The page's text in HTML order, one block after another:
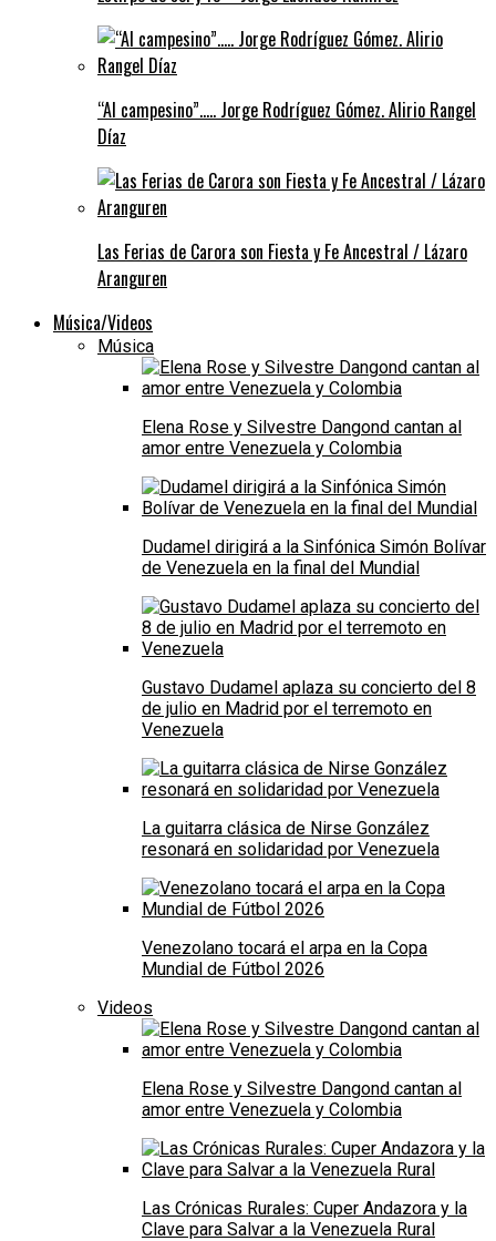
“Al campesino”….. Jorge Rodríguez Gómez. Alirio Rangel
Díaz
Las Ferias de Carora son Fiesta y Fe Ancestral / Lázaro
Aranguren
Música/Videos
Música
Elena Rose y Silvestre Dangond cantan al
amor entre Venezuela y Colombia
Dudamel dirigirá a la Sinfónica Simón Bolívar
de Venezuela en la final del Mundial
Gustavo Dudamel aplaza su concierto del 8
de julio en Madrid por el terremoto en
Venezuela
La guitarra clásica de Nirse González
resonará en solidaridad por Venezuela
Venezolano tocará el arpa en la Copa
Mundial de Fútbol 2026
Videos
Elena Rose y Silvestre Dangond cantan al
amor entre Venezuela y Colombia
Las Crónicas Rurales: Cuper Andazora y la
Clave para Salvar a la Venezuela Rural